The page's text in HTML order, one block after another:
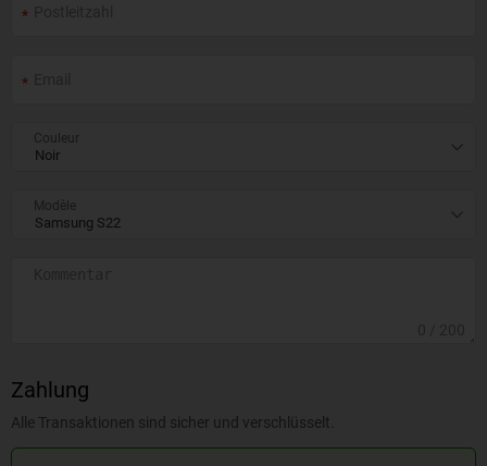
Couleur
Modèle
Zahlung
Alle Transaktionen sind sicher und verschlüsselt.